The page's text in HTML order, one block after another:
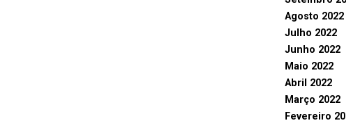
Agosto 2022
Julho 2022
Junho 2022
Maio 2022
Abril 2022
Março 2022
Fevereiro